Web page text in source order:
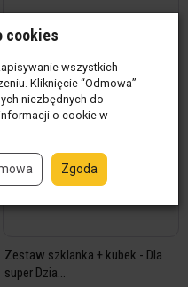
Zestaw szklanka + kubek - Dla
super Dzia...
cookies
wszystkich
Kliknięcie “Odmowa”
niezbędnych do
o cookie w
Zgoda